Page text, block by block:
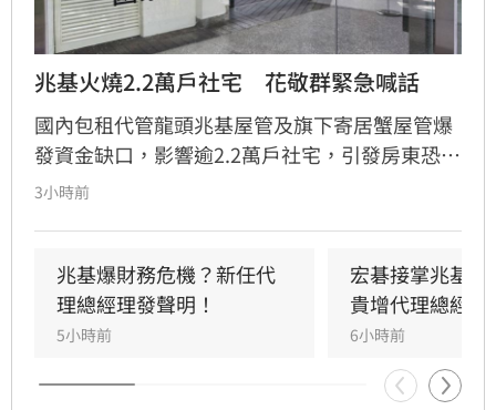
兆基火燒2.2萬戶社宅　花敬群緊急喊話
國內包租代管龍頭兆基屋管及旗下寄居蟹屋管爆
發資金缺口，影響逾2.2萬戶社宅，引發房東恐
慌。國家住都中心董事長花敬群今（10）日召開
協助專區」，協調六都租賃公會協助受影響房東
與房客轉換業者。花敬群呼籲兆基應配合想解約
的屋主，首要目標是確保社宅包租代管業務穩
定，避免民眾權益受損並防範詐騙行為，請相關
當事人密切關注官方公告並填寫需求登記表。
3小時前
兆基爆財務危機？新任代
理總經理發聲明！
5小時前
宏碁接掌兆基2
貴增代理總經理
6小時前